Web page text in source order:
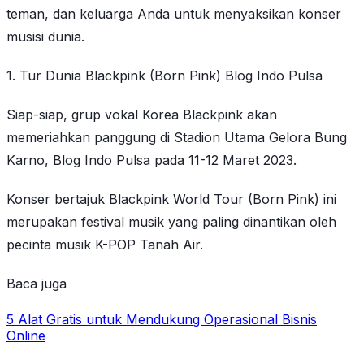
teman, dan keluarga Anda untuk menyaksikan konser
musisi dunia.
1. Tur Dunia Blackpink (Born Pink) Blog Indo Pulsa
Siap-siap, grup vokal Korea Blackpink akan
memeriahkan panggung di Stadion Utama Gelora Bung
Karno, Blog Indo Pulsa pada 11-12 Maret 2023.
Konser bertajuk Blackpink World Tour (Born Pink) ini
merupakan festival musik yang paling dinantikan oleh
pecinta musik K-POP Tanah Air.
Baca juga
5 Alat Gratis untuk Mendukung Operasional Bisnis
Online